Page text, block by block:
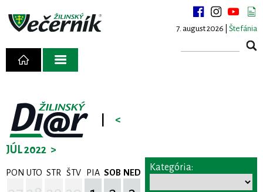
7. august 2026 | Štefánia
<
JÚL 2022 >
PON UTO STR ŠTV PIA SOB NED Kategória: